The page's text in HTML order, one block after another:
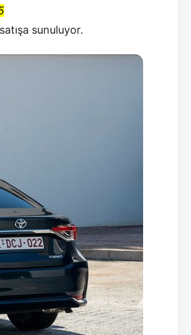
sunuluyor.